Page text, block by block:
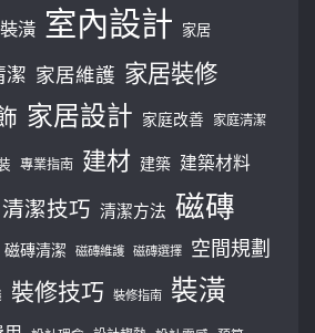
潢 室內設計 家居
潔 家居維護 家居裝修
家居設計 家庭改善 家庭清潔
專業指南 建材 建築 建築材料
清潔技巧 清潔方法 磁磚
磁磚清潔 磁磚維護 磁磚選擇 空間規劃
裝修技巧 裝修指南 裝潢